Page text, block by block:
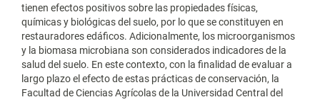
tienen efectos positivos sobre las propiedades físicas,
químicas y biológicas del suelo, por lo que se constituyen en
restauradores edáficos. Adicionalmente, los microorganismos
y la biomasa microbiana son considerados indicadores de la
salud del suelo. En este contexto, con la finalidad de evaluar a
largo plazo el efecto de estas prácticas de conservación, la
Facultad de Ciencias Agrícolas de la Universidad Central del